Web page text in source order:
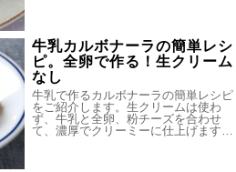
牛乳カルボナーラの簡単レシ
ピ。全卵で作る！生クリーム
なし
牛乳で作るカルボナーラの簡単レシピ
をご紹介します。生クリームは使わ
ず、牛乳と全卵、粉チーズを合わせ
て、濃厚でクリーミーに仕上げます…